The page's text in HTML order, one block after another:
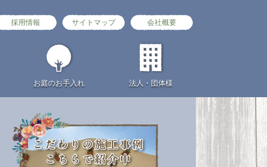
お庭のお手入れ 法人・団体様
採用情報 サイトマップ 会社概要